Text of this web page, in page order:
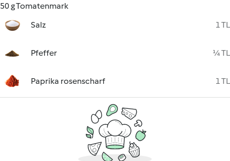
50 g Tomatenmark
Salz
1 TL
Pfeffer ¼ TL
Paprika rosenscharf 1 TL